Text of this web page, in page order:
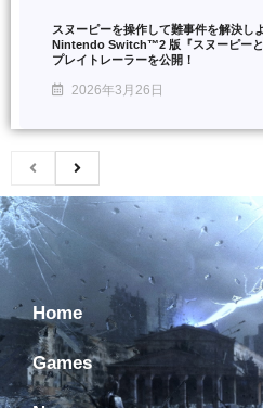
スヌーピーを操作して難事件を解決
Nintendo Switch™2 版『スヌーピーと
プレイトレーラーを公開！
2026年3月26日
Home
Games